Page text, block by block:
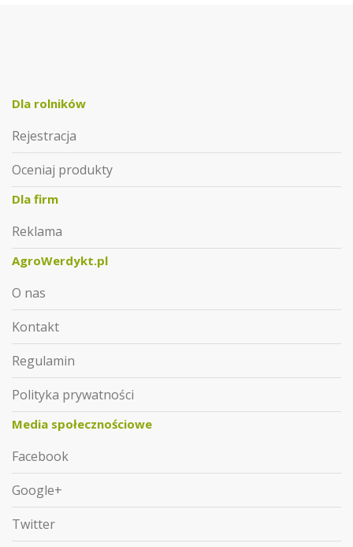
Dla rolników
Rejestracja
Oceniaj produkty
Dla firm
Reklama
AgroWerdykt.pl
O nas
Kontakt
Regulamin
Polityka prywatności
Media społecznościowe
Facebook
Google+
Twitter